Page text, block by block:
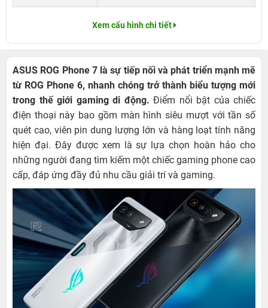
Xem cấu hình chi tiết
ASUS ROG Phone 7 là sự tiếp nối và phát triển mạnh mẽ
từ ROG Phone 6, nhanh chóng trở thành biểu tượng mới
trong thế giới gaming di động. Điểm nổi bật của chiếc
điện thoại này bao gồm màn hình siêu mượt với tần số
quét cao, viên pin dung lượng lớn và hàng loạt tính năng
hiện đại. Đây được xem là sự lựa chọn hoàn hảo cho
những người đang tìm kiếm một chiếc gaming phone cao
cấp, đáp ứng đầy đủ nhu cầu giải trí và gaming.